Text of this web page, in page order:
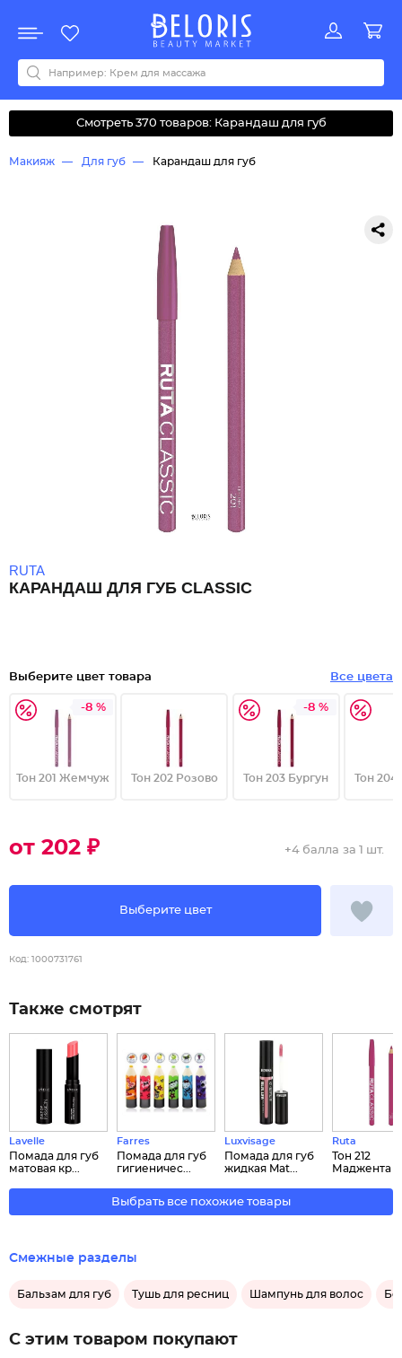
Акции
Все бренды
0-9ABCDEFGHIJKLMNOPQRSTUVWYZАБВДЗИМОКЛНПРСТУФ
Смотреть 370 товаров: Карандаш для губ
Макияж Для губ Карандаш для губ
RUTA
КАРАНДАШ ДЛЯ ГУБ CLASSIC
Выберите цвет товара Все цвета
-8 %
Тон 201 Жемчуж Тон 202 Розово
-8 %
Тон 203 Бургун Тон 204
от 202 ₽
Выберите цвет
+4 балла за 1 шт.
Код: 1000731761
Также смотрят
Lavelle
Помада для губ
матовая кр...
Farres
Помада для губ
гигиеничес...
Luxvisage
Помада для губ
жидкая Mat...
Ruta
Тон 212
Маджента
Выбрать все похожие товары
Смежные разделы
Бальзам для губ Тушь для ресниц Шампунь для волос
С этим товаром покупают